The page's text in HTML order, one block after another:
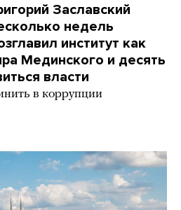
Заславский
недель
институт как
Мединского и десять
власти
в коррупции